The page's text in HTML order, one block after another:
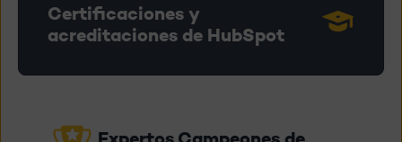
Certificaciones y
acreditaciones de HubSpot
Expertos Campeones de